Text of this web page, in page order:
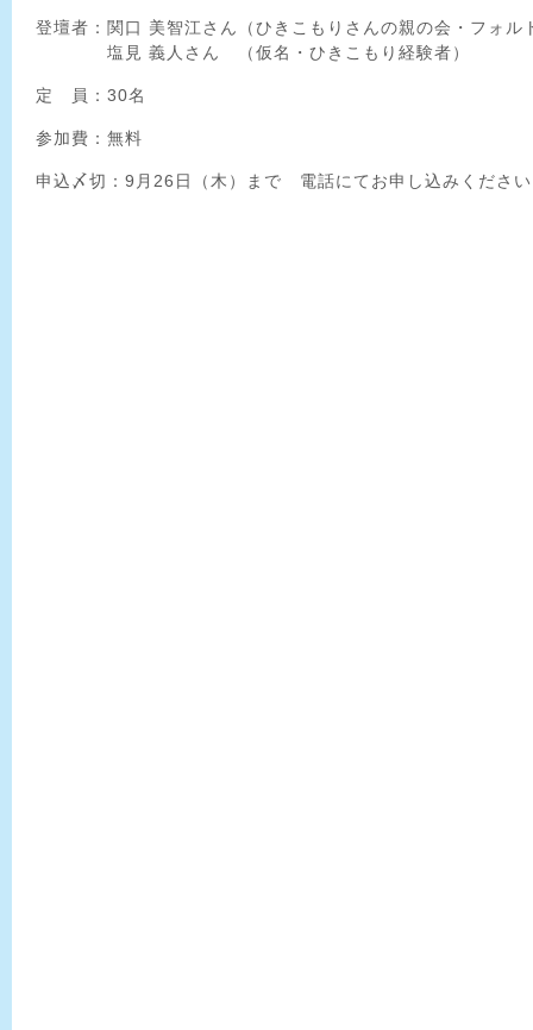
登壇者：関口 美智江さん（ひきこもりさんの親の会・フォル
塩見 義人さん （仮名・ひきこもり経験者）
定 員：30名
参加費：無料
申込〆切：9月26日（木）まで 電話にてお申し込みくださ